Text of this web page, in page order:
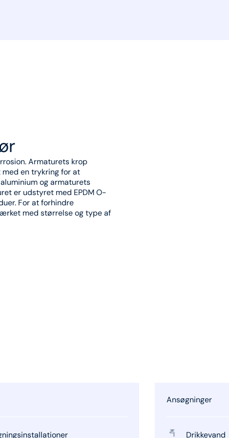
Armaturets krop
med en trykring for at
og armaturets
er udstyret med EPDM O-
For at forhindre
med størrelse og type af
Ansøgninger
Drikkevand